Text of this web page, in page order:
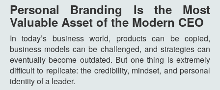
Personal Branding Is the Most
Valuable Asset of the Modern CEO
In today’s business world, products can be copied,
business models can be challenged, and strategies can
eventually become outdated. But one thing is extremely
difficult to replicate: the credibility, mindset, and personal
identity of a leader.